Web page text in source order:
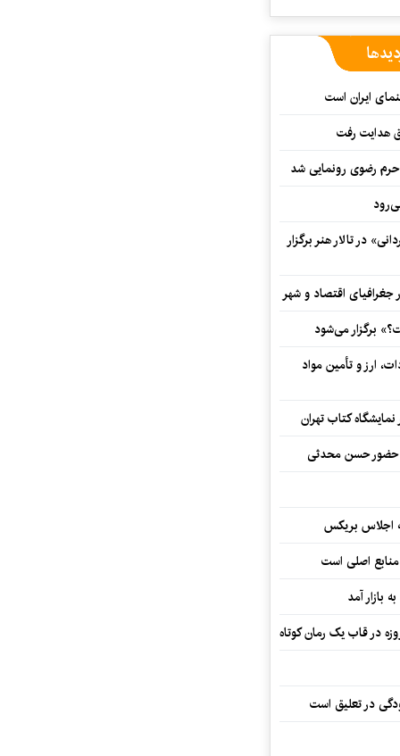
ایران است
هدایت رفت
حرم رضوی رونمایی شد
در تالار هنر برگزار
اقتصاد و شهر
برگزار می‌شود
ارز و تأمین مواد
کتاب تهران
حضور حسن محدثی
اجلاس بریکس
منابع اصلی است
بازار آمد
در تعلیق است